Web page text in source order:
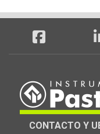
CONTACTO Y